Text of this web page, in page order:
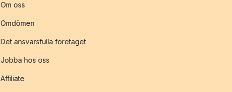
Om oss
Omdömen
Det ansvarsfulla företaget
Jobba hos oss
Affiliate